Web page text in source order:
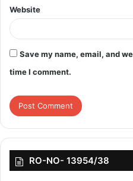
सभी को डेंगू के संदिग्ध मरीजों की
कराने का निर्देश दिया है।
बनाने, दवा उपलब्ध रखने, सभी ब्लड
उपलब्धता सुनिश्चित करने और सभी
दैनिक प्रतिवेदन जिला सर्विलांस इकाई
Website
Save my name, email, and
time I comment.
RO-NO- 13954/38